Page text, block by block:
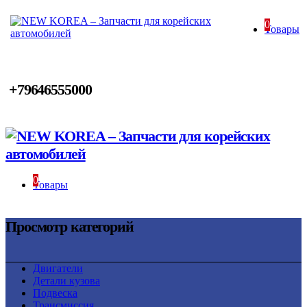
0
Товары
+79646555000
0
Товары
Просмотр категорий
Двигатели
Детали кузова
Подвеска